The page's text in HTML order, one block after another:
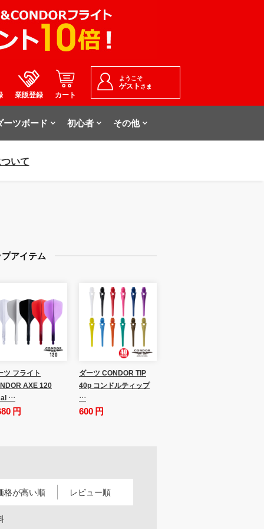
業販登録 カート
ようこそ
ゲスト さま
ーツボード 初心者 その他
いて
アイテム
ツ フライト
AXE 120
…
円
ダーツ CONDOR TIP
40p コンドルティップ
…
600 円
格が高い順 レビュー順